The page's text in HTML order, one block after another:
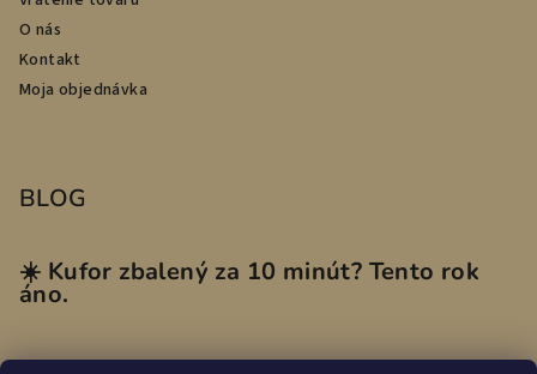
O nás
Kontakt
Moja objednávka
BLOG
☀️ Kufor zbalený za 10 minút? Tento rok
áno.